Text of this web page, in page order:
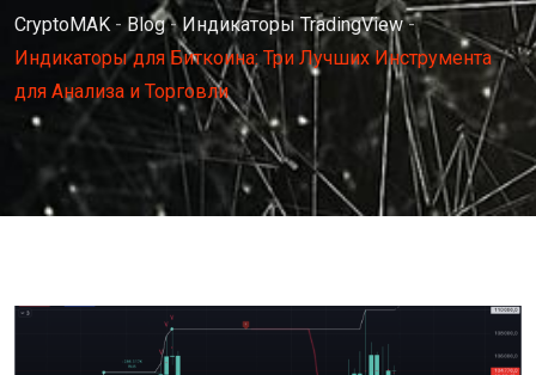
CryptoMAK-Blog-Индикаторы TradingView-
Индикаторы для Биткоина: Три Лучших Инструмента
для Анализа и Торговли